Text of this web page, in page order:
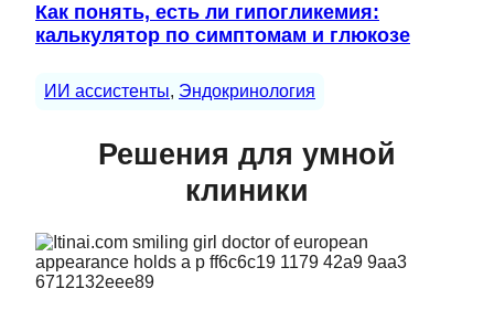
Как понять, есть ли гипогликемия:
калькулятор по симптомам и глюкозе
ИИ ассистенты, Эндокринология
Решения для умной
клиники